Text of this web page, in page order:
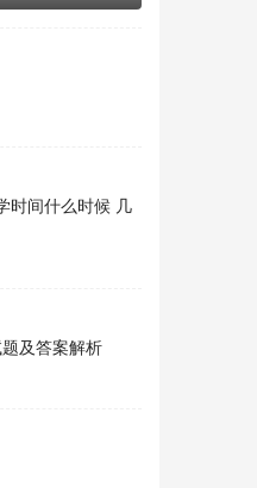
时间什么时候 几
及答案解析